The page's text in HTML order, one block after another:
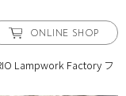
ONLINE SHOP
Lampwork Factory フ